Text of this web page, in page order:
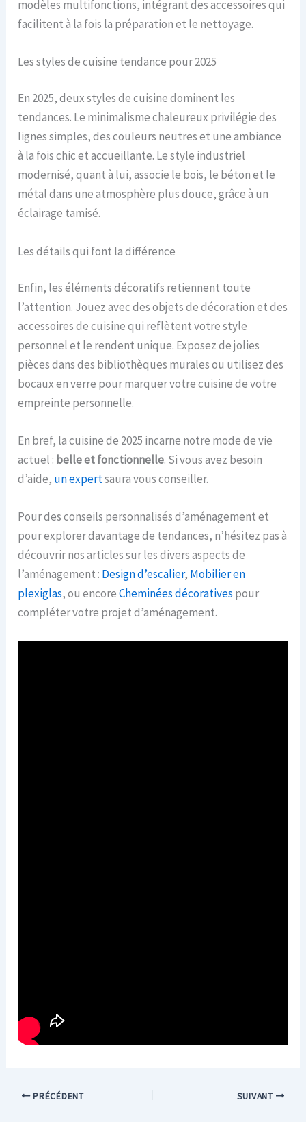
modèles multifonctions, intégrant des accessoires qui
facilitent à la fois la préparation et le nettoyage.
Les styles de cuisine tendance pour 2025
En 2025, deux styles de cuisine dominent les
tendances. Le minimalisme chaleureux privilégie des
lignes simples, des couleurs neutres et une ambiance
à la fois chic et accueillante. Le style industriel
modernisé, quant à lui, associe le bois, le béton et le
métal dans une atmosphère plus douce, grâce à un
éclairage tamisé.
Les détails qui font la différence
Enfin, les éléments décoratifs retiennent toute
l’attention. Jouez avec des objets de décoration et des
accessoires de cuisine qui reflètent votre style
personnel et le rendent unique. Exposez de jolies
pièces dans des bibliothèques murales ou utilisez des
bocaux en verre pour marquer votre cuisine de votre
empreinte personnelle.
En bref, la cuisine de 2025 incarne notre mode de vie
actuel : belle et fonctionnelle. Si vous avez besoin
d’aide, un expertsaura vous conseiller.
Pour des conseils personnalisés d’aménagement et
pour explorer davantage de tendances, n’hésitez pas à
découvrir nos articles sur les divers aspects de
l’aménagement : Design d’escalier, Mobilier en
plexiglas, ou encoreCheminées décoratives pour
compléter votre projet d’aménagement.
PRÉCÉDENT SUIVANT